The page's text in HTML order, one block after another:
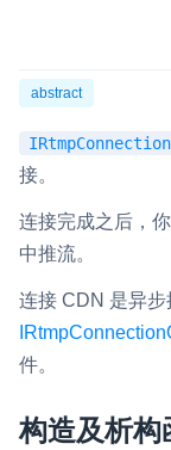
集成实时通
实时消息
一整套低延时
即时通讯 IM
融合 CDN
媒体流加速
abstract
IRtmpConnection
接。
连接完成之后，
中推流。
连接 CDN 是异
件。
构造及析构